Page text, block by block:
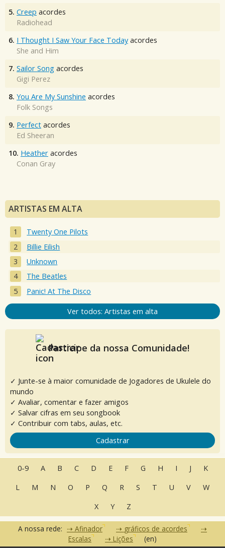
5. Creep acordes
Radiohead
6. I Thought I Saw Your Face Today acordes
She and Him
7. Sailor Song acordes
Gigi Perez
8. You Are My Sunshine acordes
Folk Songs
9. Perfect acordes
Ed Sheeran
10. Heather acordes
Conan Gray
ARTISTAS EM ALTA
Twenty One Pilots
Billie Eilish
Unknown
The Beatles
Panic! At The Disco
Ver todos: Artistas em alta
Participe da nossa Comunidade!
✓ Junte-se à maior comunidade de Jogadores de Ukulele do
mundo
✓ Avaliar, comentar e fazer amigos
✓ Salvar cifras em seu songbook
✓ Contribuir com tabs, aulas, etc.
Cadastrar
0-9 A B C D E F G H I J
K
L
M N O P Q R S T U V
W
X
Y Z
A nossa rede: Afinador
gráficos de acordes
Escalas
Lições (en)